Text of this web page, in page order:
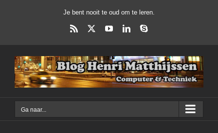
Je bent nooit te oud om te leren.
Rss YouTubeLinkedInSkype
Ga naar...